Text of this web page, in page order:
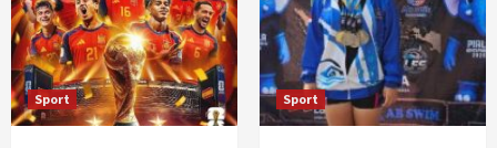
Sport Sport